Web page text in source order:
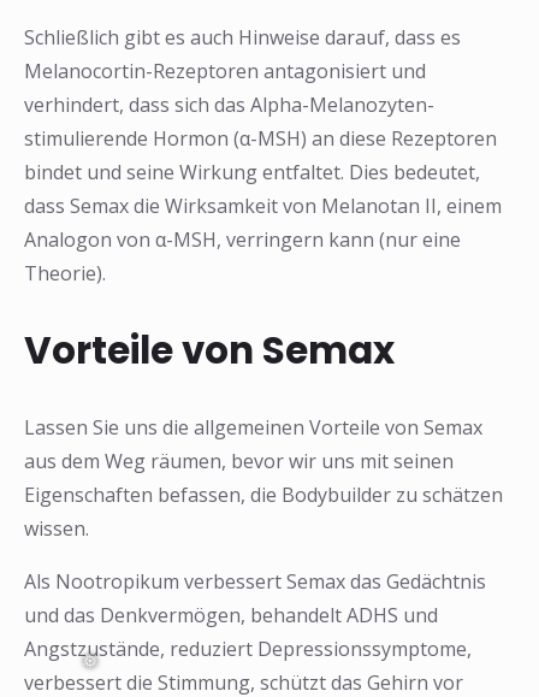
Schließlich gibt es auch Hinweise darauf, dass es
Melanocortin-Rezeptoren antagonisiert und
verhindert, dass sich das Alpha-Melanozyten-
stimulierende Hormon (α-MSH) an diese Rezeptoren
bindet und seine Wirkung entfaltet. Dies bedeutet,
dass Semax die Wirksamkeit von Melanotan II, einem
Analogon von α-MSH, verringern kann (nur eine
Theorie).
Vorteile von Semax
Lassen Sie uns die allgemeinen Vorteile von Semax
aus dem Weg räumen, bevor wir uns mit seinen
Eigenschaften befassen, die Bodybuilder zu schätzen
wissen.
Als Nootropikum verbessert Semax das Gedächtnis
und das Denkvermögen, behandelt ADHS und
Angstzustände, reduziert Depressionssymptome,
verbessert die Stimmung, schützt das Gehirn vor
❅